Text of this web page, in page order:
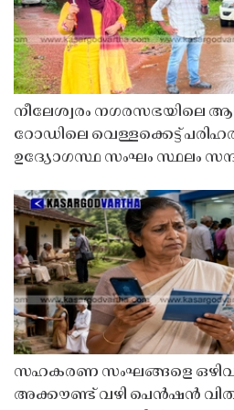
നീലേശ്വരം നഗരസഭയിലെ
റോഡിലെ വെള്ളക്കെട്ട്
ഉദ്യോഗസ്ഥ സംഘം സ്ഥലം
സഹകരണ സംഘങ്ങളെ
അക്കൗണ്ട് വഴി പെൻഷൻ